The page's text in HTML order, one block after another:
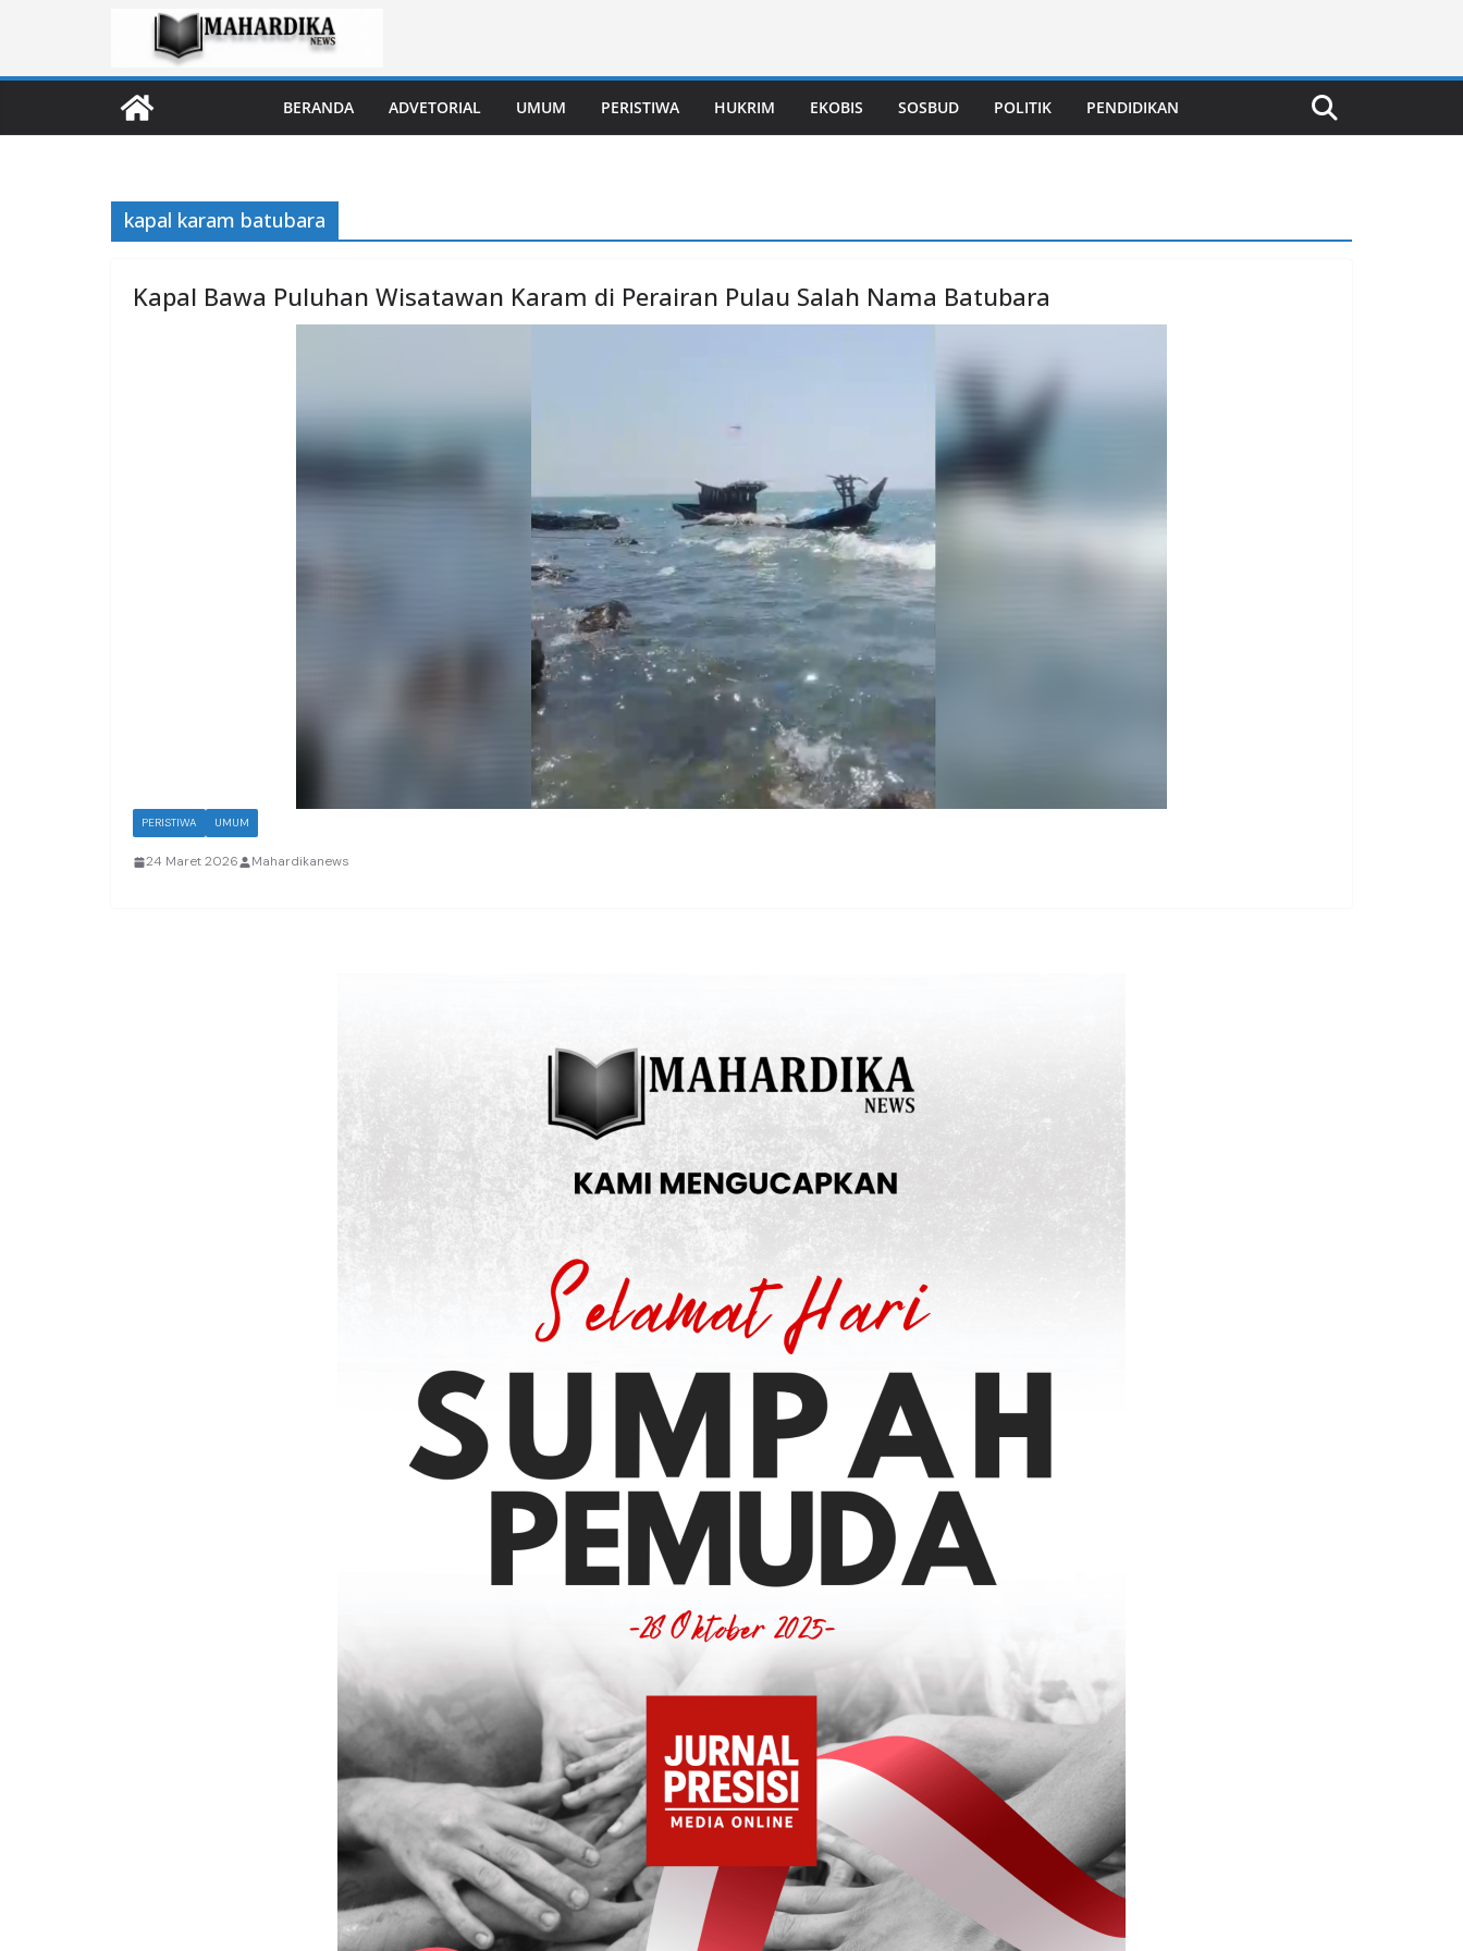
content
BERANDA ADVETORIAL UMUM PERISTIWA HUKRIM EKOBIS SOSBUD POLITIK PENDIDIKAN
kapal karam batubara
Kapal Bawa Puluhan Wisatawan Karam di Perairan Pulau Salah Nama Batubara
PERISTIWA UMUM
24 Maret 2026 Mahardikanews